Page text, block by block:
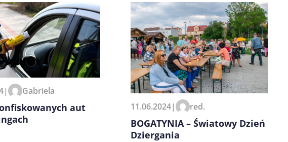
| Gabriela
aut
11.06.2024| red.
BOGATYNIA – Światowy Dzień
Dziergania